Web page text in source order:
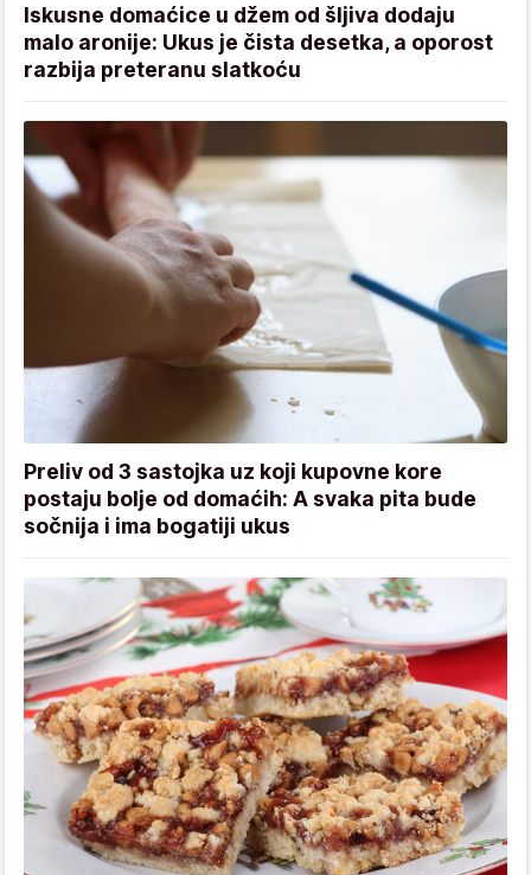
Iskusne domaćice u džem od šljiva dodaju
malo aronije: Ukus je čista desetka, a oporost
razbija preteranu slatkoću
Preliv od 3 sastojka uz koji kupovne kore
postaju bolje od domaćih: A svaka pita bude
sočnija i ima bogatiji ukus